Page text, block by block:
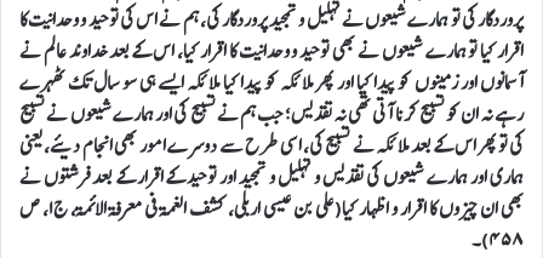
پروردگار کی تو ہمارے شیعوں نے تہلیل و تمجید پروردگار کی، ہم نے اس کی توحید و وحدانیت کا
اقرار کیا تو ہمارے شیعوں نے بھی توحید و وحدانیت کا اقرار کیا، اس کے بعد خداوند عالم نے
آسمانوں اور زمینوں کو پیدا کیا اور پھر ملائکہ کو پیدا کیا ملائکہ ایسے ہی سو سال تک ٹھہرے
رہے نہ ان کو تسبیح کرنا آتی تھی نہ تقدیس؛ جب ہم نے تسبیح کی اور ہمارے شیعوں نے تسبیح
کی تو پھر اس کے بعد ملائکہ نے تسبیح کی، اسی طرح سے دوسرے امور بھی انجام دیئے، یعنی
ہماری اور ہمارے شیعوں کی تقدیس و تہلیل و تمجید اور توحید کے اقرار کے بعد فرشتوں نے
بھی ان چیزوں کا اقرار و اظہار کیا(علی بن عیسی اربلی، کشف الغمة فی معرفة الائمة، ج۱، ص
۴۵۸)۔